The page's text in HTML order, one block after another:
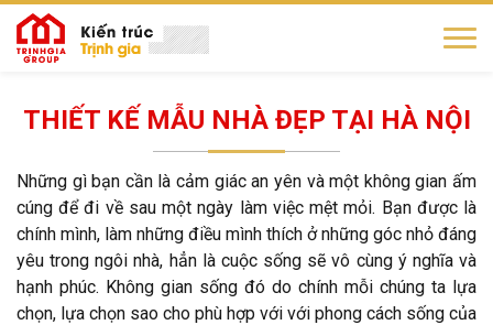
THIẾT KẾ MẪU NHÀ ĐẸP TẠI HÀ NỘI
Những gì bạn cần là cảm giác an yên và một không gian ấm
cúng để đi về sau một ngày làm việc mệt mỏi. Bạn được là
chính mình, làm những điều mình thích ở những góc nhỏ đáng
yêu trong ngôi nhà, hẳn là cuộc sống sẽ vô cùng ý nghĩa và
hạnh phúc. Không gian sống đó do chính mỗi chúng ta lựa
chọn, lựa chọn sao cho phù hợp với với phong cách sống của